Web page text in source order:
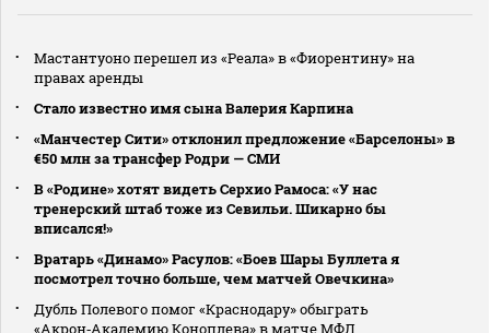
Мастантуоно перешел из «Реала» в «Фиорентину» на
правах аренды
Стало известно имя сына Валерия Карпина
«Манчестер Сити» отклонил предложение «Барселоны» в
€50 млн за трансфер Родри — СМИ
В «Родине» хотят видеть Серхио Рамоса: «У нас
тренерский штаб тоже из Севильи. Шикарно бы
вписался!»
Вратарь «Динамо» Расулов: «Боев Шары Буллета я
посмотрел точно больше, чем матчей Овечкина»
Дубль Полевого помог «Краснодару» обыграть
«Акрон‑Академию Коноплева» в матче МФЛ